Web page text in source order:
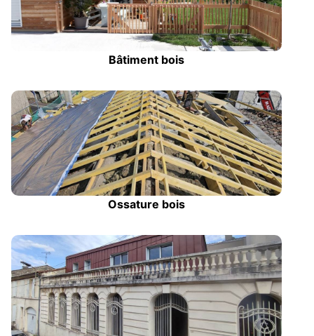
Bâtiment bois
Ossature bois